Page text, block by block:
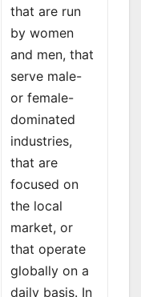
that are run
by women
and men, that
serve male-
or female-
dominated
industries,
that are
focused on
the local
market, or
that operate
globally on a
daily basis. In